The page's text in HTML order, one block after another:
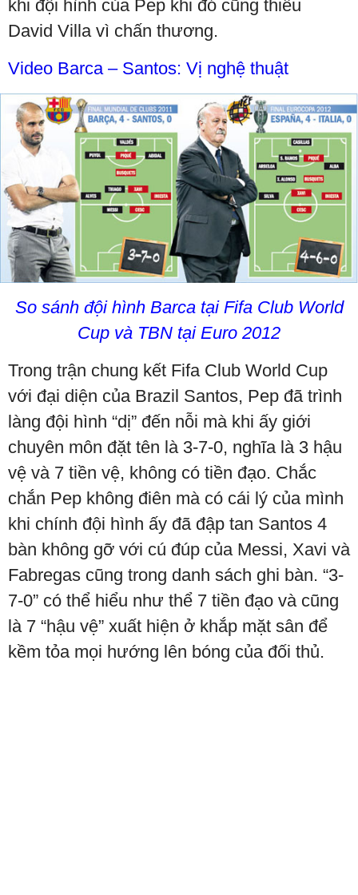
khi đội hình của Pep khi đó cũng thiếu
David Villa vì chấn thương.
Video Barca – Santos: Vị nghệ thuật
So sánh đội hình Barca tại Fifa Club World
Cup và TBN tại Euro 2012
Trong trận chung kết Fifa Club World Cup
với đại diện của Brazil Santos, Pep đã trình
làng đội hình “dị” đến nỗi mà khi ấy giới
chuyên môn đặt tên là 3-7-0, nghĩa là 3 hậu
vệ và 7 tiền vệ, không có tiền đạo. Chắc
chắn Pep không điên mà có cái lý của mình
khi chính đội hình ấy đã đập tan Santos 4
bàn không gỡ với cú đúp của Messi, Xavi và
Fabregas cũng trong danh sách ghi bàn. “3-
7-0” có thể hiểu như thể 7 tiền đạo và cũng
là 7 “hậu vệ” xuất hiện ở khắp mặt sân để
kềm tỏa mọi hướng lên bóng của đối thủ.